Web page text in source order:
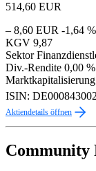
514,60 EUR
– 8,60 EUR -1,64 %
KGV 9,87
Sektor
Div.-Rendite 0,00 %
Marktkapitalisierung
ISIN:
Aktiendetails öffnen
Community